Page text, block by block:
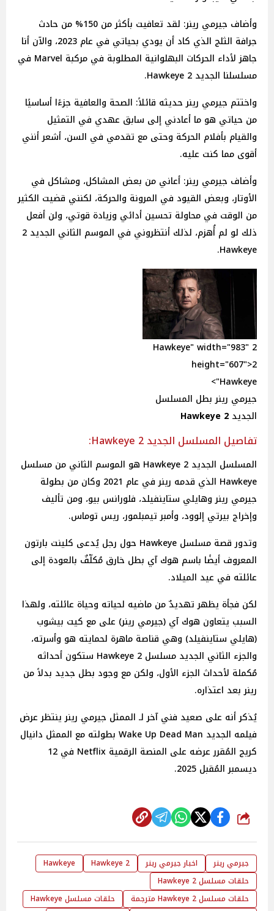
وأضاف جيرمي رينر: لقد تعافيت بأكثر من 150% من حادث
جرافة الثلج الذي كاد أن يودي بحياتي في عام 2023، والآن أنا
جاهز لأداء الحركات البهلوانية المطلوبة في مركبة Marvel في
مسلسلنا الجديد 2 Hawkeye.
واختتم جيرمي رينر حديثه قائلاً: الصحة والعافية جزءًا أساسيًا
من حياتي هو ما أعادني إلى سابق عهدي في التمثيل
والقيام بأفلام الحركة وحتى مع تقدمي في السن، أشعر أنني
أقوى مما كنت عليه.
وأضاف جيرمي رينر: أعاني من بعض المشاكل، ومشاكل في
الأوتار، وبعض القيود في المرونة والحركة، لكنني قضيت الكثير
من الوقت في محاولة تحسين أدائي وزيادة قوتي، ولن أفعل
ذلك لو لم أُهزم، لذلك أنتظروني في الموسم الثاني الجديد 2
Hawkeye.
2 Hawkeye" width="983"
height="607">2
Hawkeye">
جيرمي رينر بطل المسلسل
الجديد 2 Hawkeye
تفاصيل المسلسل الجديد 2 Hawkeye:
المسلسل الجديد 2 Hawkeye هو الموسم الثاني من مسلسل
Hawkeye الذي قدمه رينر في عام 2021 وكان من بطولة
جيرمي رينر وهايلي ستاينفيلد، فلورانس بيو، ومن تأليف
وإخراج بيرتي إلوود، وأمبر تيمبلمور، ريس توماس.
وتدور قصة مسلسل Hawkeye حول رجل يُدعى كلينت بارتون
المعروف أيضًا باسم هوك آي بطل خارق مُكلّفٌ بالعودة إلى
عائلته في عيد الميلاد.
لكن فجأة يظهر تهديدٌ من ماضيه لحياته وحياة عائلته، ولهذا
السبب يتعاون هوك آي (جيرمي رينر) على مع كيت بيشوب
(هايلي ستاينفيلد) وهي قناصة ماهرة لحمايته هو وأسرته،
والجزء الثاني الجديد مسلسل 2 Hawkeye ستكون أحداثه
مُكملة لأحداث الجزء الأول، ولكن مع وجود بطل جديد بدلاً من
رينر بعد اعتذاره.
يُذكر أنه على صعيد فني آخر لـ الممثل جيرمي رينر ينتظر عرض
فيلمه الجديد Wake Up Dead Man بطولته مع الممثل دانيال
كريج المُقرر عرضه على المنصة الرقمية Netflix في 12
ديسمبر المُقبل 2025.
شارك
جيرمي رينر اخبار جيرمي رينر 2 Hawkeye
Hawkeye
حلقات مسلسل 2 Hawkeye
حلقات مسلسل 2 Hawkeye مترجمة
حلقات مسلسل Hawkeye